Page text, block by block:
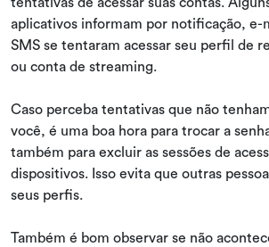
aplicativos informam por notificação, e-
SMS se tentaram acessar seu perfil de
ou conta de streaming.
Caso perceba tentativas que não
você, é uma boa hora para trocar a
também para excluir as sessões de
dispositivos. Isso evita que outras
seus perfis.
Também é bom observar se não